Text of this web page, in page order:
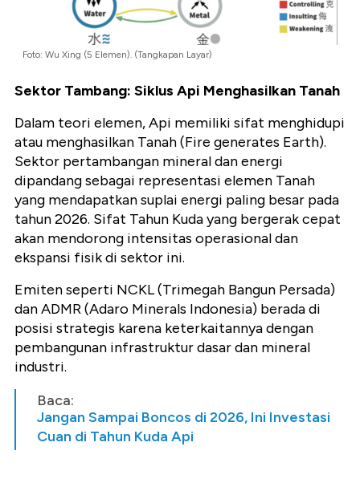
Foto: Wu Xing (5 Elemen). (Tangkapan Layar)
Sektor Tambang: Siklus Api Menghasilkan Tanah
Dalam teori elemen,Api memiliki sifat menghidupi
atau menghasilkan Tanah (Fire generates Earth).
Sektor pertambangan mineral dan energi
dipandang sebagai representasi elemen Tanah
yang mendapatkan suplai energi paling besar pada
tahun 2026. Sifat Tahun Kuda yang bergerak cepat
akan mendorong intensitas operasional dan
ekspansi fisik di sektor ini.
Emiten seperti NCKL (Trimegah Bangun Persada)
danADMR (Adaro Minerals Indonesia) berada di
posisi strategis karena keterkaitannya dengan
pembangunan infrastruktur dasar dan mineral
industri.
Baca:
Jangan Sampai Boncos di 2026, Ini Investasi
Cuan di Tahun Kuda Api